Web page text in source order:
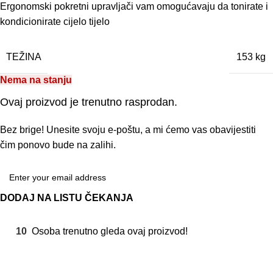
Ergonomski pokretni upravljači vam omogućavaju da tonirate i
kondicionirate cijelo tijelo
TEŽINA 153 kg
Nema na stanju
Ovaj proizvod je trenutno rasprodan.
Bez brige! Unesite svoju e-poštu, a mi ćemo vas obavijestiti
čim ponovo bude na zalihi.
DODAJ NA LISTU ČEKANJA
10 Osoba trenutno gleda ovaj proizvod!